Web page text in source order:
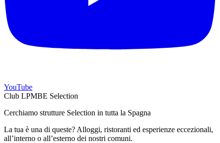
YouTube
Club LPMBE Selection
Cerchiamo strutture Selection in tutta la Spagna
La tua è una di queste? Alloggi, ristoranti ed esperienze eccezionali,
all’interno o all’esterno dei nostri comuni.